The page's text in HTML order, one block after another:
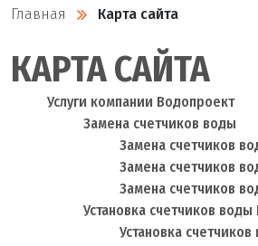
Главная Карта сайта
КАРТА САЙТА
Услуги компании Водопроект
Замена счетчиков воды
Замена счетчиков
Замена счетчиков
Замена счетчиков
Установка счетчиков воды
Установка